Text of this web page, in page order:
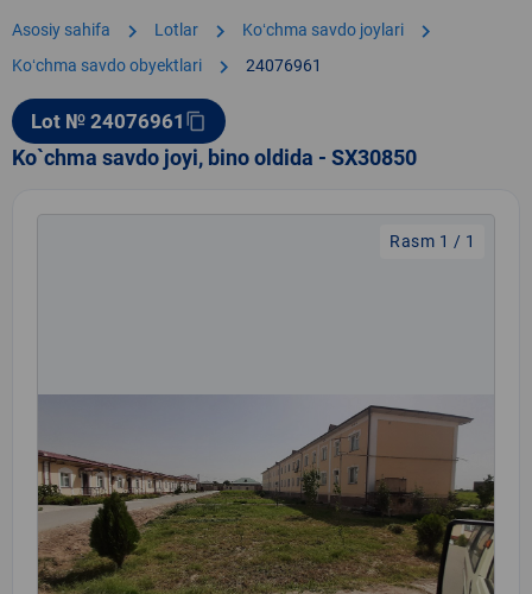
Asosiy sahifa chevron_right Lotlar chevron_right Koʻchma savdo joylari chevron_right
Koʻchma savdo obyektlari chevron_right 24076961
Lot № 24076961 content_copy
Ko`chma savdo joyi, bino oldida - SX30850
Rasm 1 / 1